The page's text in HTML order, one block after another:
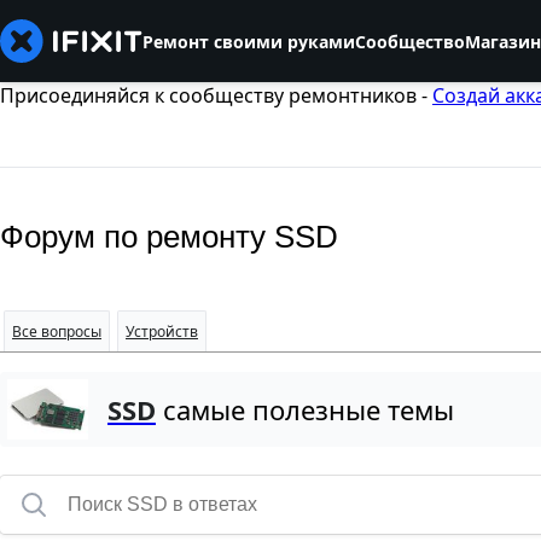
Ремонт своими рукамиСообществоМагазин
Присоединяйся к сообществу ремонтников - Создай
Форум по ремонту SSD
Все вопросы Устройств
SSD самые полезные темы